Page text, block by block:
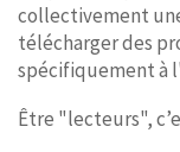
collectivement
télécharger des
spécifiquement à
Être "lecteurs",